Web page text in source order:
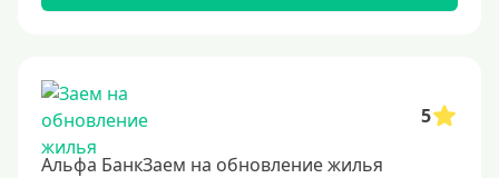
В банке под залог
Под залог недвижимости
5
Альфа БанкЗаем на обновление жилья